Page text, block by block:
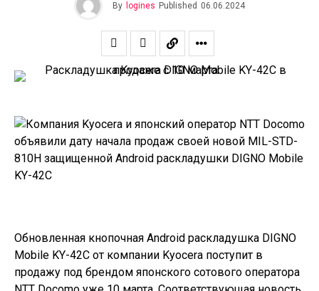
By logines Published 06.06.2024
Обновленная кнопочная Android раскладушка DIGNO
Mobile KY-42C от компании Kyocera поступит в
продажу под брендом японского сотового оператора